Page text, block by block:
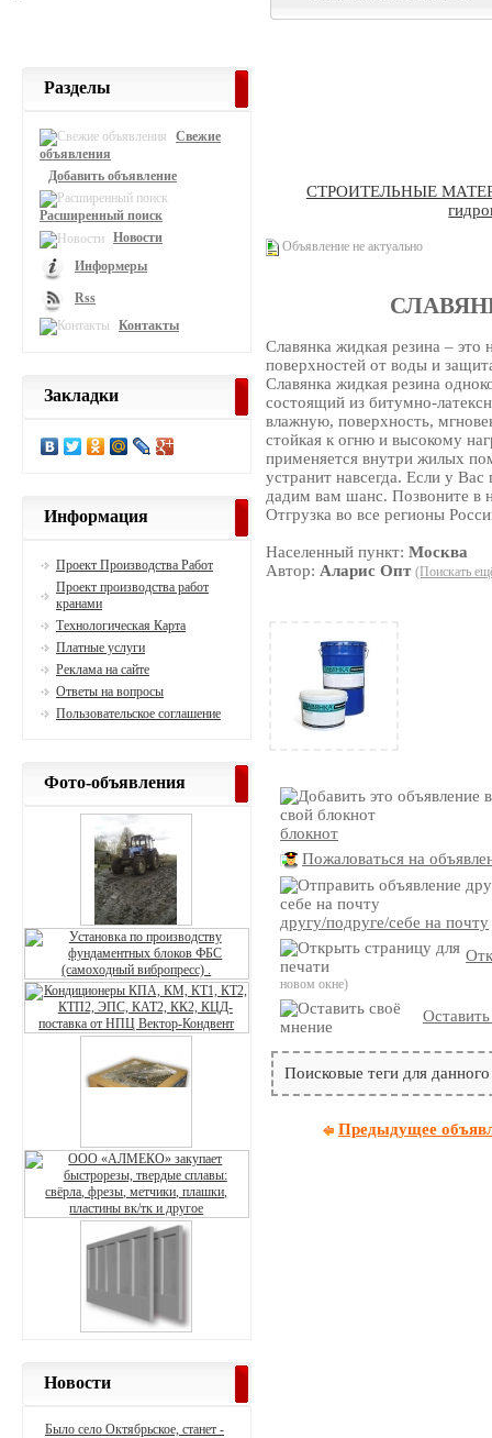
СТРОИТЕЛЬНЫЕ
Объявление не актуально
Славянка жидкая резина – это
поверхностей от воды и
Славянка жидкая резина
состоящий из битумно-
влажную, поверхность,
стойкая к огню и высокому
применяется внутри жилых
устранит навсегда. Если у
дадим вам шанс. Позвоните в
Отгрузка во все регионы
Населенный пункт:Москва
Автор: Аларис Опт (Поискать
блокнот
Пожаловаться на
другу/подруге/себе на почту
новом окне)
Поисковые теги для
Предыдущее
Разделы
Свежие
объявления
Добавить объявление
Расширенный поиск
Новости
Информеры
Rss
Контакты
Закладки
Информация
Проект Производства Работ
Проект производства работ
кранами
Технологическая Карта
Платные услуги
Реклама на сайте
Ответы на вопросы
Пользовательское соглашение
Фото-объявления
Новости
Было село Октябрьское, станет -